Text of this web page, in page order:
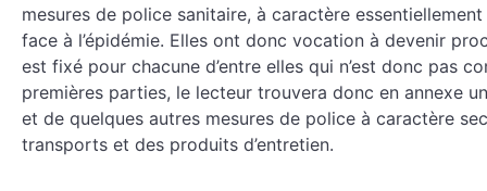
mesures de police sanitaire, à caractère
face à l’épidémie. Elles ont donc vocation à devenir
est fixé pour chacune d’entre elles qui n’est donc pas
premières parties, le lecteur trouvera donc en annexe
et de quelques autres mesures de police à caractère
transports et des produits d’entretien.